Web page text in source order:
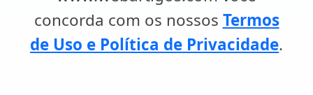
concorda com os nossos Termos
de Uso e Política de Privacidade.